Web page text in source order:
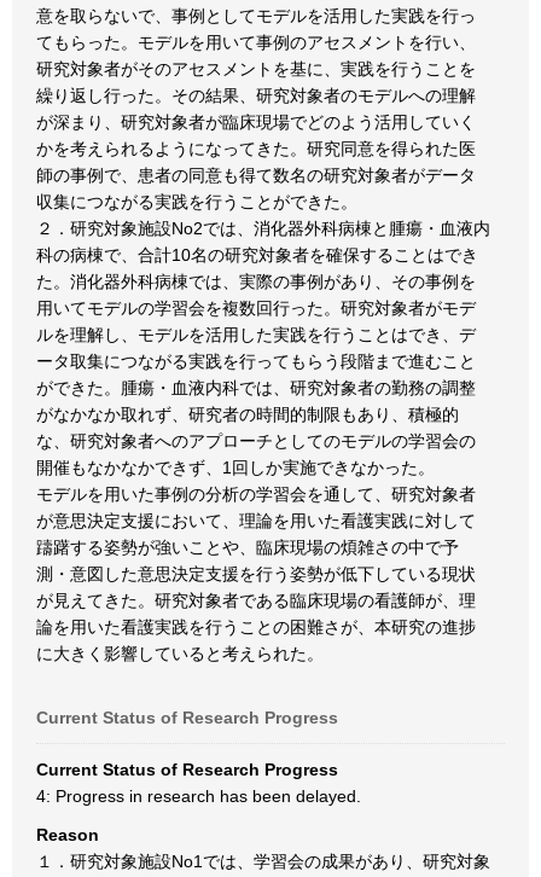
意を取らないで、事例としてモデルを活用した実践を行っ
てもらった。モデルを用いて事例のアセスメントを行い、
研究対象者がそのアセスメントを基に、実践を行うことを
繰り返し行った。その結果、研究対象者のモデルへの理解
が深まり、研究対象者が臨床現場でどのよう活用していく
かを考えられるようになってきた。研究同意を得られた医
師の事例で、患者の同意も得て数名の研究対象者がデータ
収集につながる実践を行うことができた。
２．研究対象施設No2では、消化器外科病棟と腫瘍・血液内
科の病棟で、合計10名の研究対象者を確保することはでき
た。消化器外科病棟では、実際の事例があり、その事例を
用いてモデルの学習会を複数回行った。研究対象者がモデ
ルを理解し、モデルを活用した実践を行うことはでき、デ
ータ取集につながる実践を行ってもらう段階まで進むこと
ができた。腫瘍・血液内科では、研究対象者の勤務の調整
がなかなか取れず、研究者の時間的制限もあり、積極的
な、研究対象者へのアプローチとしてのモデルの学習会の
開催もなかなかできず、1回しか実施できなかった。
モデルを用いた事例の分析の学習会を通して、研究対象者
が意思決定支援において、理論を用いた看護実践に対して
躊躇する姿勢が強いことや、臨床現場の煩雑さの中で予
測・意図した意思決定支援を行う姿勢が低下している現状
が見えてきた。研究対象者である臨床現場の看護師が、理
論を用いた看護実践を行うことの困難さが、本研究の進捗
に大きく影響していると考えられた。
Current Status of Research Progress
Current Status of Research Progress
4: Progress in research has been delayed.
Reason
１．研究対象施設No1では、学習会の成果があり、研究対象